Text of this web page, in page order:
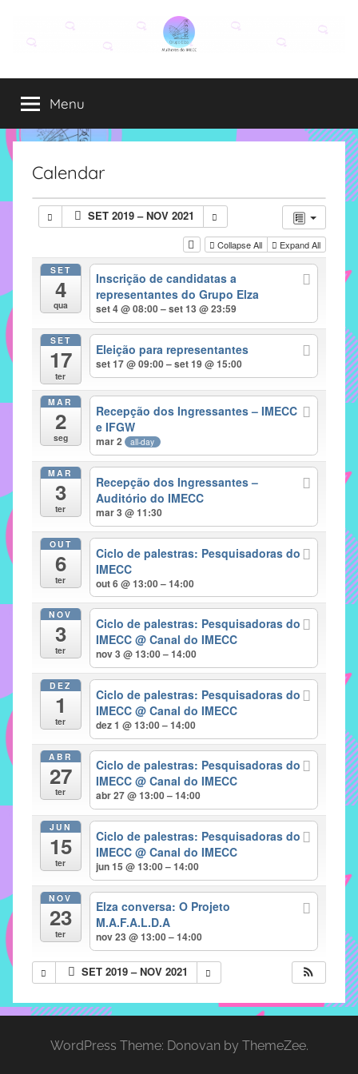
conteúdo
Grupo
Elza
Elza
é
formado
alunas,
funcionárias
IMECC
como
atribuição
implementar
mecanismos
proporcionem
fortalecimento
sociais
profissionais
alunos,
professores
pacificadoras
problemas
verificados
instituto,
para
prevenção
Menu
Calendar
SET 2019 – NOV 2021
Collapse All Expand All
SET
4
qua
Inscrição de candidatas a
representantes do Grupo Elza
set 4 @ 08:00 – set 13 @ 23:59
SET
17
ter
Eleição para representantes
set 17 @ 09:00 – set 19 @ 15:00
MAR
2
seg
Recepção dos Ingressantes – IMECC
e IFGW
mar 2 all-day
MAR
3
ter
Recepção dos Ingressantes –
Auditório do IMECC
mar 3 @ 11:30
OUT
6
ter
Ciclo de palestras: Pesquisadoras do
IMECC
out 6 @ 13:00 – 14:00
NOV
3
ter
Ciclo de palestras: Pesquisadoras do
IMECC@ Canal do IMECC
nov 3 @ 13:00 – 14:00
DEZ
1
ter
Ciclo de palestras: Pesquisadoras do
IMECC@ Canal do IMECC
dez 1 @ 13:00 – 14:00
ABR
27
ter
Ciclo de palestras: Pesquisadoras do
IMECC@ Canal do IMECC
abr 27 @ 13:00 – 14:00
JUN
15
ter
Ciclo de palestras: Pesquisadoras do
IMECC@ Canal do IMECC
jun 15 @ 13:00 – 14:00
NOV
23
ter
Elza conversa: O Projeto
M.A.F.A.L.D.A
nov 23 @ 13:00 – 14:00
SET 2019 – NOV 2021
WordPress Theme: Donovan by ThemeZee.